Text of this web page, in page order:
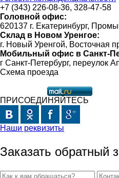
+7 (343) 226-08-36, 328-47-58
Головной офис:
620137 г. Екатеринбург,
Склад в Новом Уренгое:
г. Новый Уренгой, Восточная
Мобильный офис в Санкт-
г Санкт-Петербург, переулок
Схема проезда
ПРИСОЕДИНЯЙТЕСЬ
Наши реквизиты
Заказать обратный